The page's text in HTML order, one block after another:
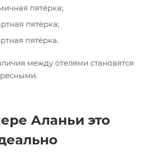
пятёрка;
пятёрка;
пятёрка.
между отелями становятся
Аланьи это